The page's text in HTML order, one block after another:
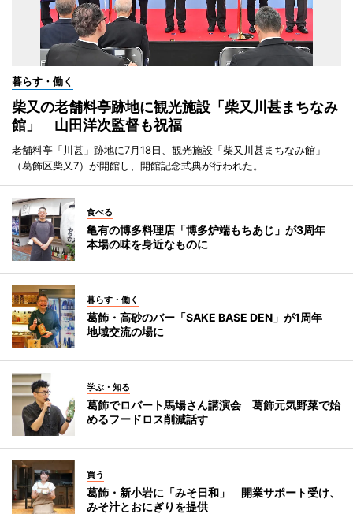
暮らす・働く
柴又の老舗料亭跡地に観光施設「柴又川甚まちなみ
館」 山田洋次監督も祝福
老舗料亭「川甚」跡地に7月18日、観光施設「柴又川甚まちなみ館」
（葛飾区柴又7）が開館し、開館記念式典が行われた。
食べる
亀有の博多料理店「博多炉端もちあじ」が3周年
本場の味を身近なものに
暮らす・働く
葛飾・高砂のバー「SAKE BASE DEN」が1周年
地域交流の場に
学ぶ・知る
葛飾でロバート馬場さん講演会 葛飾元気野菜で始
めるフードロス削減話す
買う
葛飾・新小岩に「みそ日和」 開業サポート受け、
みそ汁とおにぎりを提供